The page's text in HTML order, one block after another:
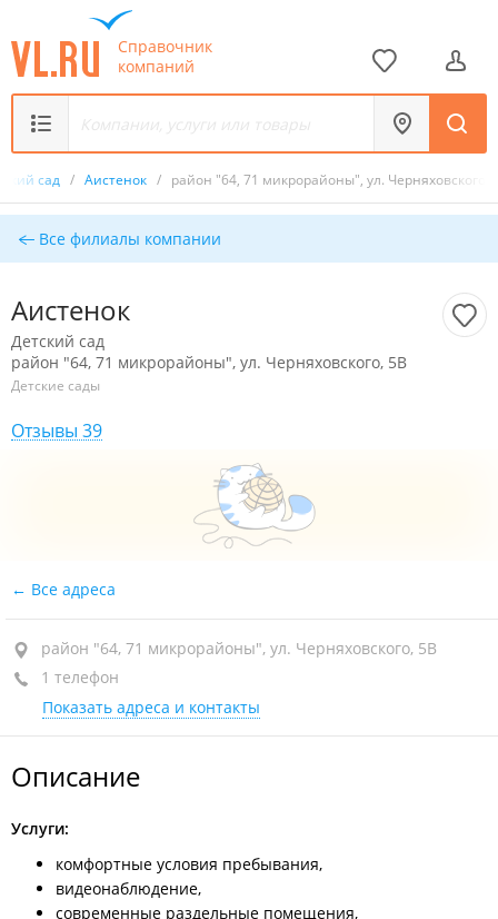
Справочник
компаний
сад / Аистенок / район "64, 71 микрорайоны", ул. Черняховского,
Все филиалы компании
Аистенок
Детский сад
район "64, 71 микрорайоны", ул. Черняховского, 5В
Детские сады
Отзывы 39
Все адреса
район "64, 71 микрорайоны", ул. Черняховского, 5В
1 телефон
Показать адреса и контакты
Описание
Услуги:
комфортные условия пребывания,
видеонаблюдение,
современные раздельные помещения,